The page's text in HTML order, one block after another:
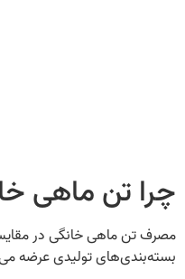
چرا تن ماهی
مصرف تن ماهی خانگی در
بسته‌بندی‌های تولیدی عرضه